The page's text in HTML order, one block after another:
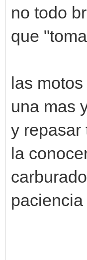
no todo
que
las
una mas
y repasar
la